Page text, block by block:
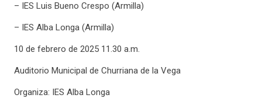
– IES Luis Bueno Crespo (Armilla)
– IES Alba Longa (Armilla)
10 de febrero de 2025 11.30 a.m.
Auditorio Municipal de Churriana de la Vega
Organiza: IES Alba Longa